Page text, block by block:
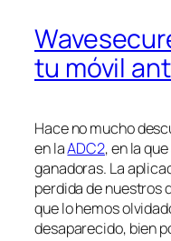
tu móvil
Hace no mucho
en laADC2, en la
ganadoras. La
perdida de nuestros
que lo hemos
desaparecido, bien